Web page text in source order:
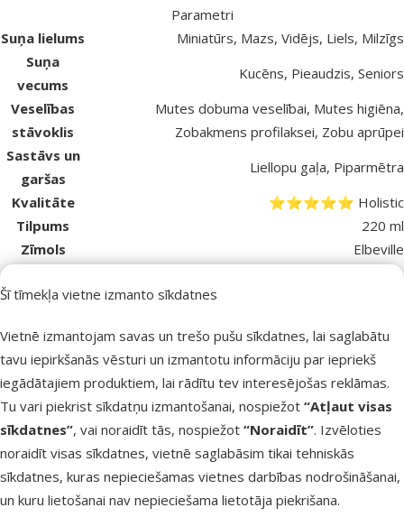
Šī tīmekļa vietne izmanto sīkdatnes
Vietnē izmantojam savas un trešo pušu sīkdatnes, lai saglabātu
tavu iepirkšanās vēsturi un izmantotu informāciju par iepriekš
iegādātajiem produktiem, lai rādītu tev interesējošas reklāmas.
Tu vari piekrist sīkdatņu izmantošanai, nospiežot “Atļaut visas
sīkdatnes”, vai noraidīt tās, nospiežot “Noraidīt”. Izvēloties
noraidīt visas sīkdatnes, vietnē saglabāsim tikai tehniskās
sīkdatnes, kuras nepieciešamas vietnes darbības nodrošināšanai,
un kuru lietošanai nav nepieciešama lietotāja piekrišana.
Parametri
Suņa lielums
Miniatūrs, Mazs, Vidējs, Liels, Milzīgs
Suņa
vecums
Kucēns, Pieaudzis, Seniors
Veselības
stāvoklis
Mutes dobuma veselībai, Mutes higiēna,
Zobakmens profilaksei, Zobu aprūpei
Sastāvs un
garšas
Liellopu gaļa, Piparmētra
Kvalitāte
⭐⭐⭐⭐⭐ Holistic
Tilpums
220 ml
Zīmols
Elbeville
katalogā
Labākais tavam mīlulim
Dino Zoo iesaka